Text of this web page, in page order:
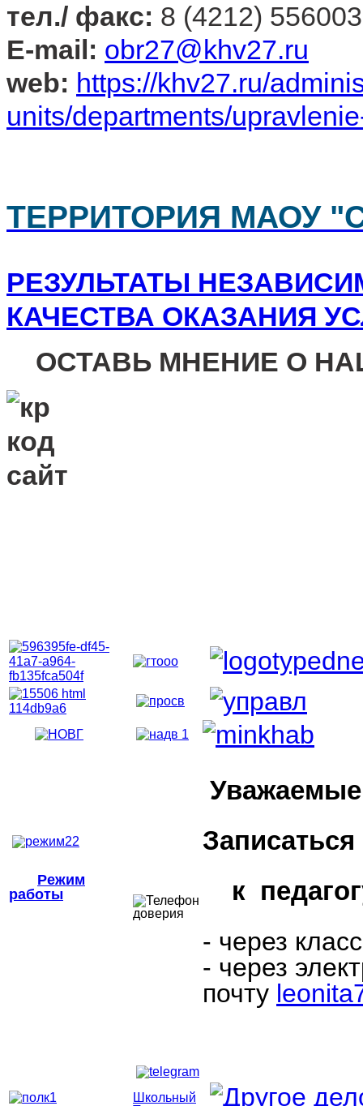
тел./ факс: 8 (4212) 556003
E-mail: obr27@khv27.ru
web: https://khv27.ru/
units/departments/
ТЕРРИТОРИЯ МАОУ
РЕЗУЛЬТАТЫ
КАЧЕСТВА ОКАЗАНИЯ
ОСТАВЬ МНЕНИЕ О
Режим
работы
к
- через
- через
почту
Школьный